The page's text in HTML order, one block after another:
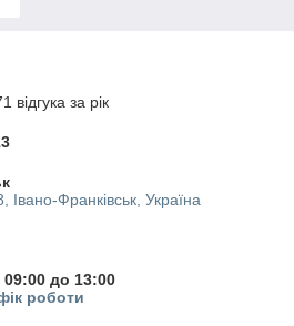
відгука за рік
Івано-Франківськ, Україна
до 13:00
роботи